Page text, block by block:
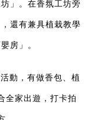
」。在香氛工坊旁
還有兼具植栽教學
房」。
動，有做香包、植
全家出遊 ，打卡拍